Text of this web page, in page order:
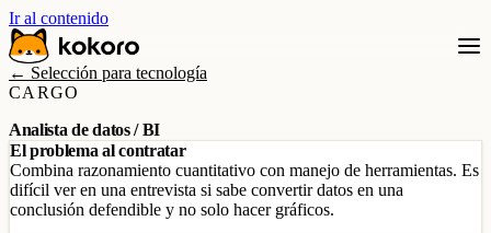
Ir al contenido
← Selección para tecnología
CARGO
Analista de datos / BI
El problema al contratar
Combina razonamiento cuantitativo con manejo de herramientas. Es
difícil ver en una entrevista si sabe convertir datos en una
conclusión defendible y no solo hacer gráficos.